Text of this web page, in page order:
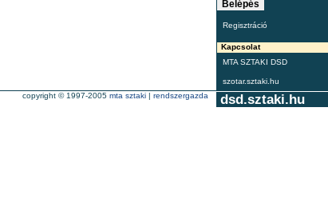
Regisztráció
Kapcsolat
MTA SZTAKI DSD
szotar.sztaki.hu
dsd.sztaki.hu
copyright © 1997-2005 mta sztaki | rendszergazda